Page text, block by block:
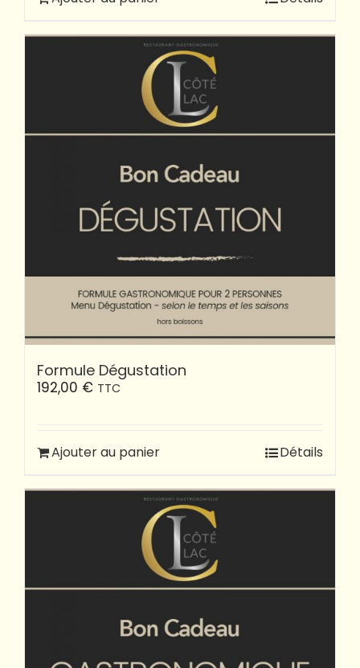
Formule Dégustation
192,00 € TTC
Ajouter au panier Détails